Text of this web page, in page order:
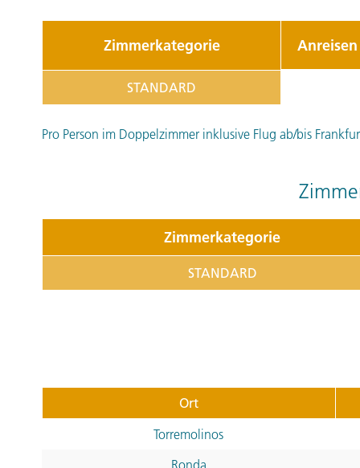
Zimmerkategorie Anreisen
STANDARD
Pro Person im Doppelzimmer inklusive Flug ab/bis
Zimmerkategorie
STANDARD
Ort
Torremolinos